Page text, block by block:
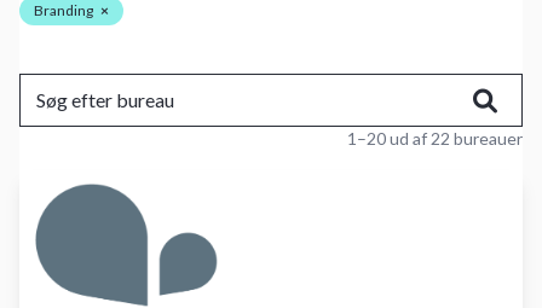
Branding ×
1–20 ud af 22 bureauer